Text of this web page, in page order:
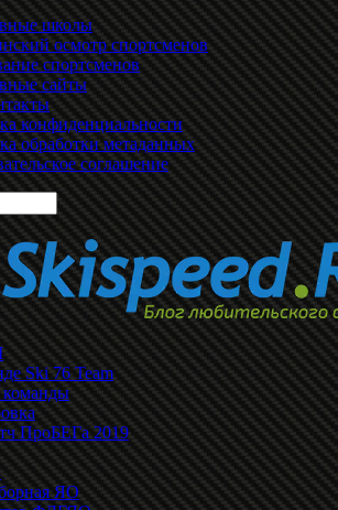
школы
осмотр спортсменов
спортсменов
сайты
конфиденциальности
обработки метаданных
соглашение
Ski 76 Team
ПроБЕГа 2019
ЯО